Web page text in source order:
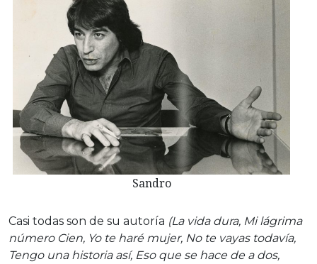
Sandro
Casi todas son de su autoría (La vida dura, Mi lágrima
número Cien, Yo te haré mujer, No te vayas todavía,
Tengo una historia así, Eso que se hace de a dos,